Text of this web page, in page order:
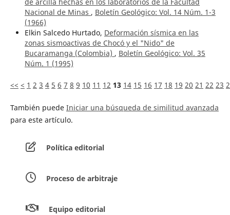
Nacional de Minas , Boletín Geológico: Vol. 14 Núm. 1-3
(1966)
Elkin Salcedo Hurtado, Deformación sísmica en las
zonas sismoactivas de Chocó y el "Nido" de
Bucaramanga (Colombia) , Boletín Geológico: Vol. 35
Núm. 1 (1995)
<< < 1 2 3 4 5 6 7 8 9 10 11 12 13 14 15 16 17 18 19 20 21 22 23
También puede Iniciar una búsqueda de similitud avanzada
para este artículo.
Política editorial
Proceso de arbitraje
Equipo editorial